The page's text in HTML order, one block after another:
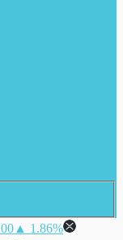
▲ 1.86%